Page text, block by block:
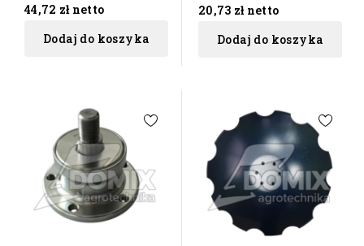
44,72 zł netto
Dodaj do koszyka
20,73 zł netto
Dodaj do koszyka